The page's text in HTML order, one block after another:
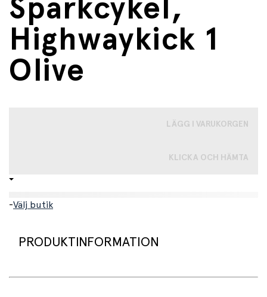
Sparkcykel,
Highwaykick 1
Olive
LÄGG I VARUKORGEN
KLICKA OCH HÄMTA
-Välj butik
PRODUKTINFORMATION